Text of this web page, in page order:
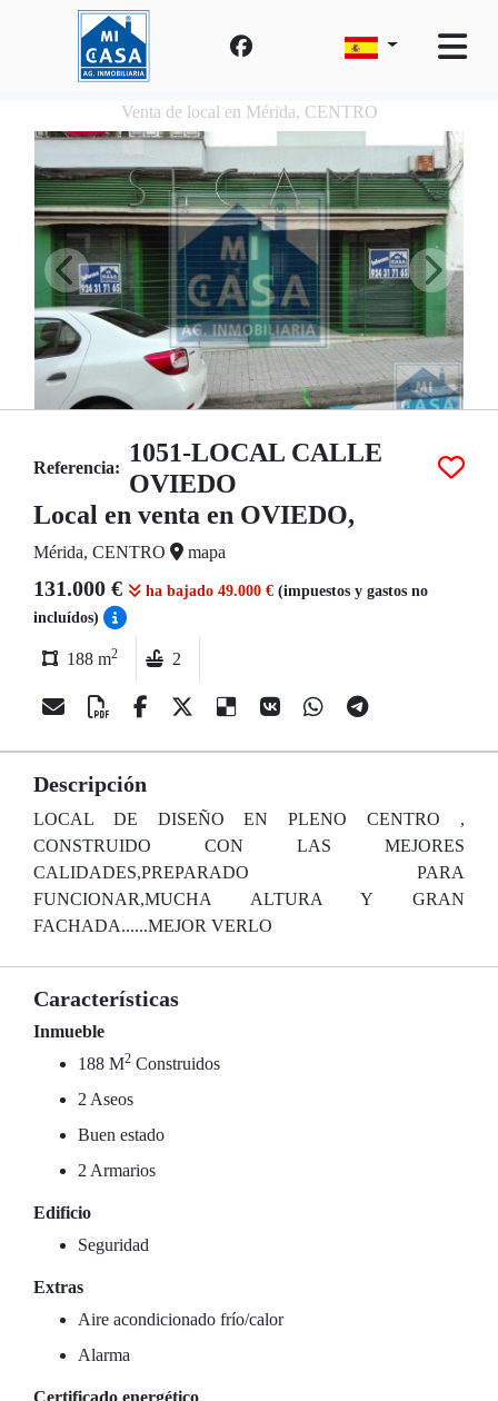
Venta de local en Mérida, CENTRO
Referencia:
1051-LOCAL CALLE
OVIEDO
Local en venta en OVIEDO,
Mérida, CENTRO mapa
131.000 € ha bajado 49.000 € (impuestos y gastos no
incluídos)
188 m2 2
Descripción
LOCAL DE DISEÑO EN PLENO CENTRO ,
CONSTRUIDO CON LAS MEJORES
CALIDADES,PREPARADO PARA
FUNCIONAR,MUCHA ALTURA Y GRAN
FACHADA......MEJOR VERLO
Características
Inmueble
188 M2 Construidos
2 Aseos
Buen estado
2 Armarios
Edificio
Seguridad
Extras
Aire acondicionado frío/calor
Alarma
Certificado energético